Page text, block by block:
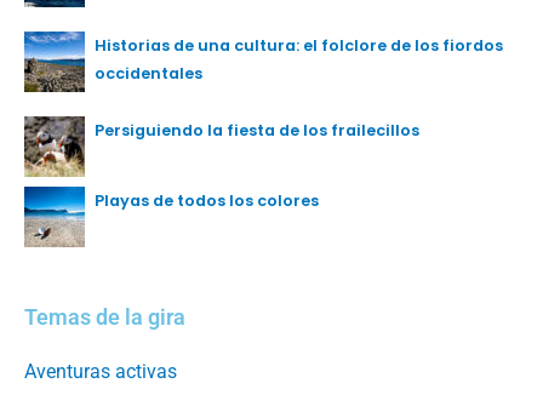
Historias de una cultura: el folclore de los fiordos
occidentales
Persiguiendo la fiesta de los frailecillos
Playas de todos los colores
Temas de la gira
Aventuras activas